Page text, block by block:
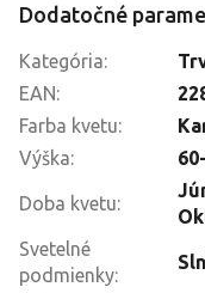
Dodatočné
Kategória:
EAN:
Farba kvetu:
Výška:
Doba kvetu:
Svetelné
podmienky: